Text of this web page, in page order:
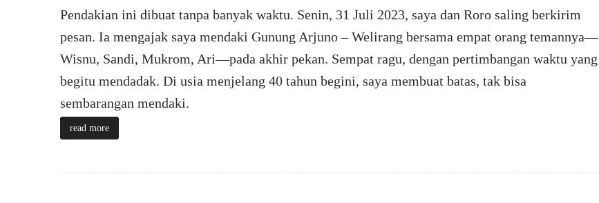
Pendakian ini dibuat tanpa banyak waktu. Senin, 31 Juli 2023, saya dan Roro saling berkirim
pesan. Ia mengajak saya mendaki Gunung Arjuno – Welirang bersama empat orang temannya—
Wisnu, Sandi, Mukrom, Ari­—pada akhir pekan. Sempat ragu, dengan pertimbangan waktu yang
begitu mendadak. Di usia menjelang 40 tahun begini, saya membuat batas, tak bisa
sembarangan mendaki.
read more